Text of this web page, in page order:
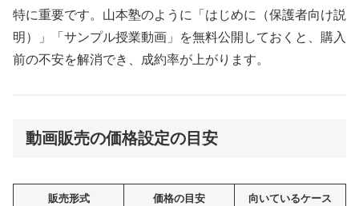
特に重要です。山本塾のように「はじめに（保護者向け説
明）」「サンプル授業動画」を無料公開しておくと、購入
前の不安を解消でき、成約率が上がります。
動画販売の価格設定の目安
販売形式 価格の目安 向いているケース